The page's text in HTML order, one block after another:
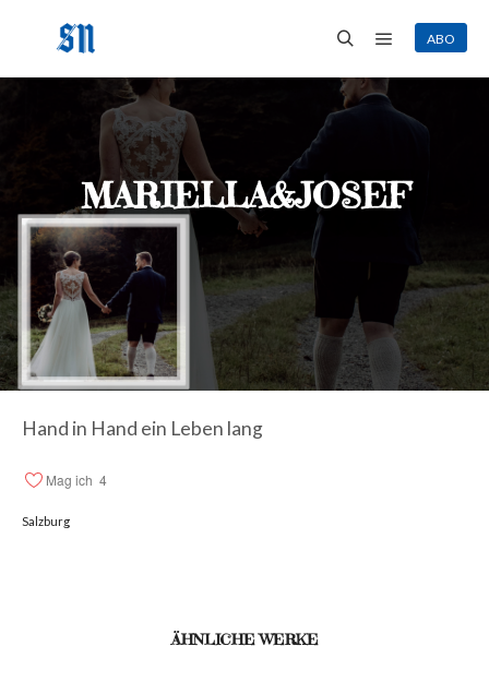
ABO
MARIELLA&JOSEF
Hand in Hand ein Leben lang
Mag ich 4
Salzburg
ÄHNLICHE WERKE